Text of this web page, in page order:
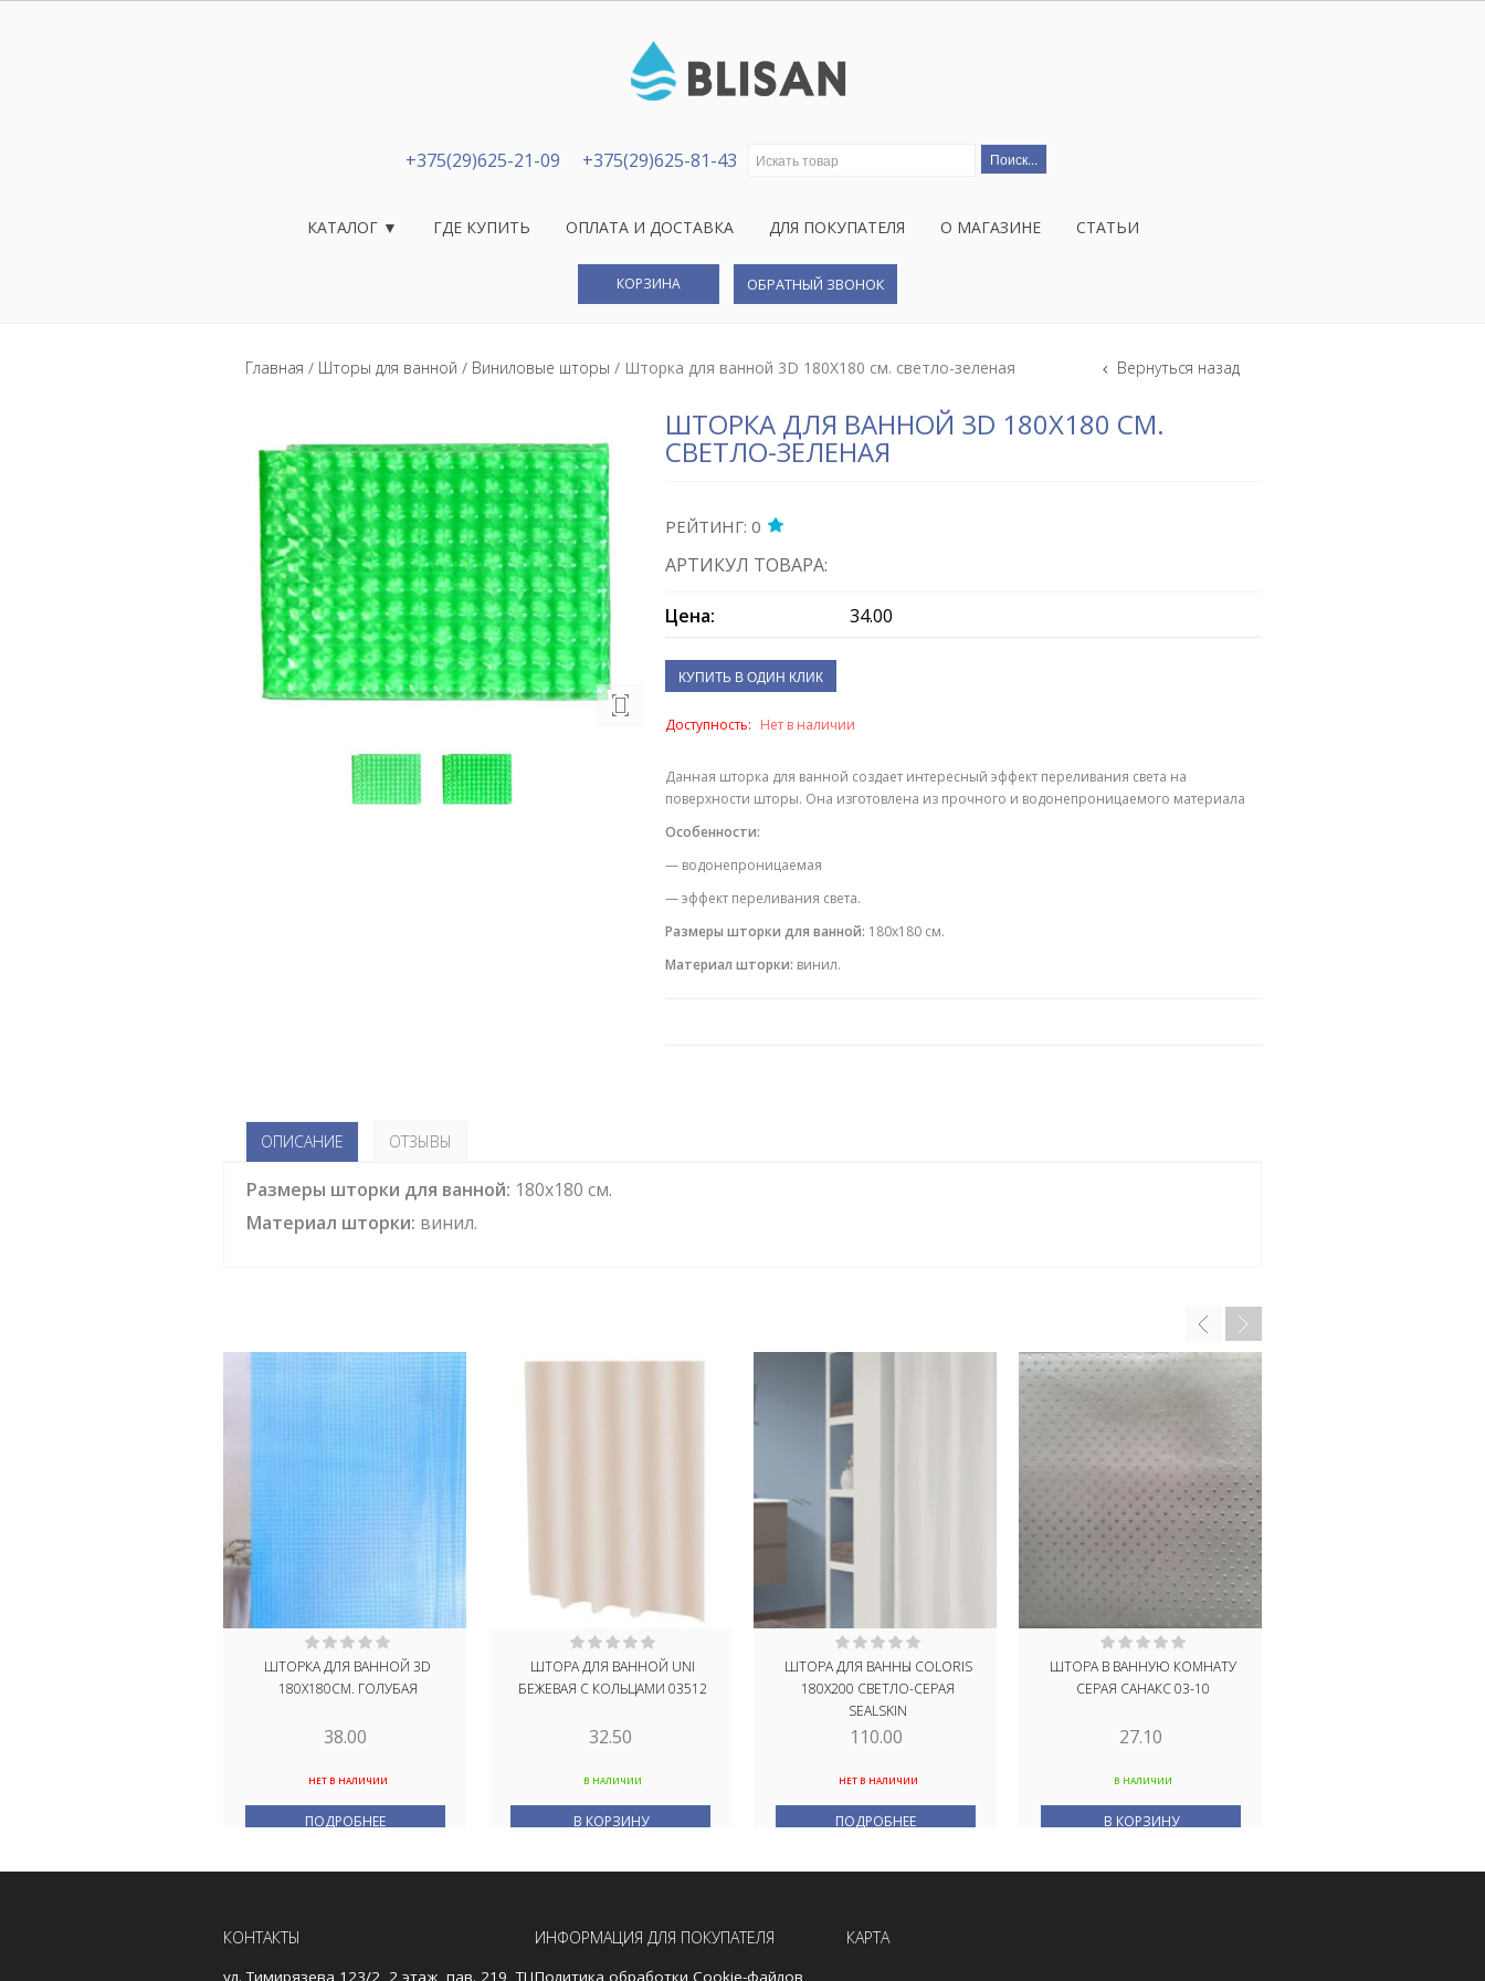
+375(29)625-21-09 +375(29)625-81-43 Искать:
ОБРАТНЫЙ ЗВОНОК
КОРЗИНА
КАТАЛОГ ▼ ГДЕ КУПИТЬ ОПЛАТА И ДОСТАВКА ДЛЯ ПОКУПАТЕЛЯ О МАГАЗИНЕ СТАТЬИ
Главная / Шторы для ванной / Виниловые шторы / Шторка для ванной 3D 180Х180 см. светло-зеленая Вернуться назад
ШТОРКА ДЛЯ ВАННОЙ 3D 180Х180 СМ.
СВЕТЛО-ЗЕЛЕНАЯ
РЕЙТИНГ: 0
АРТИКУЛ ТОВАРА:
Цена: 34.00
КУПИТЬ В ОДИН КЛИК
Доступность: Нет в наличии
Данная шторка для ванной создает интересный эффект переливания света на
поверхности шторы. Она изготовлена из прочного и водонепроницаемого материала
Особенности:
— водонепроницаемая
— эффект переливания света.
Размеры шторки для ванной: 180х180 см.
Материал шторки: винил.
ОПИСАНИЕ
Размеры шторки для ванной: 180х180 см.
Материал шторки: винил.
ОТЗЫВЫ
ШТОРКА ДЛЯ ВАННОЙ 3D
180Х180СМ. ГОЛУБАЯ
38.00
НЕТ В НАЛИЧИИ
ПОДРОБНЕЕ
ШТОРА ДЛЯ ВАННОЙ UNI
БЕЖЕВАЯ С КОЛЬЦАМИ 03512
32.50
В НАЛИЧИИ
В КОРЗИНУ
ШТОРА ДЛЯ ВАННЫ COLORIS
180Х200 СВЕТЛО-СЕРАЯ
SEALSKIN
110.00
НЕТ В НАЛИЧИИ
ПОДРОБНЕЕ
ШТОРА В ВАННУЮ КОМНАТУ
СЕРАЯ САНАКС 03-10
27.10
В НАЛИЧИИ
В КОРЗИНУ
КОНТАКТЫ
ул. Тимирязева 123/2, 2 этаж, пав. 219, ТЦ
ИНФОРМАЦИЯ ДЛЯ ПОКУПАТЕЛЯ
Политика обработки Cookie-файлов
КАРТА